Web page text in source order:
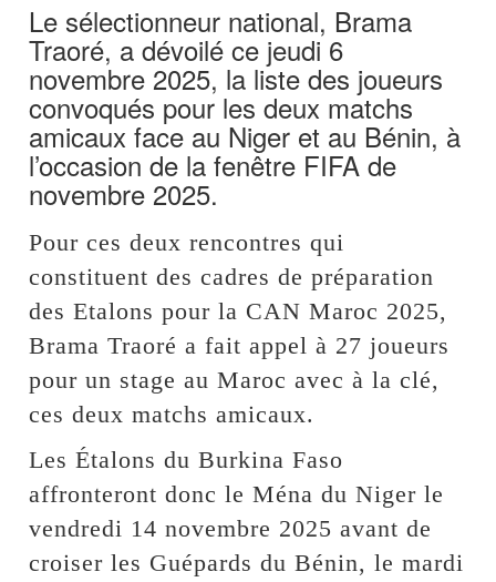
Le sélectionneur national, Brama
Traoré, a dévoilé ce jeudi 6
novembre 2025, la liste des joueurs
convoqués pour les deux matchs
amicaux face au Niger et au Bénin, à
l’occasion de la fenêtre FIFA de
novembre 2025.
Pour ces deux rencontres qui
constituent des cadres de préparation
des Etalons pour la CAN Maroc 2025,
Brama Traoré a fait appel à 27 joueurs
pour un stage au Maroc avec à la clé,
ces deux matchs amicaux.
Les Étalons du Burkina Faso
affronteront donc le Ména du Niger le
vendredi 14 novembre 2025 avant de
croiser les Guépards du Bénin, le mardi